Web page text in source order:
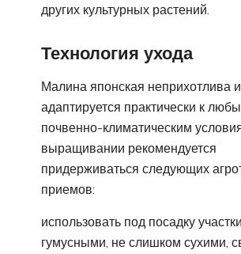
других культурных растений.
Технология ухода
Малина японская неприхотлива
адаптируется практически к
почвенно-климатическим
выращивании рекомендуется
придерживаться следующих
приемов:
использовать под посадку
гумусными, не слишком сухими,